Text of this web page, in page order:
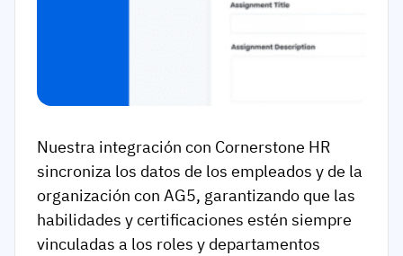
Nuestra integración con Cornerstone HR
sincroniza los datos de los empleados y de la
organización con AG5, garantizando que las
habilidades y certificaciones estén siempre
vinculadas a los roles y departamentos